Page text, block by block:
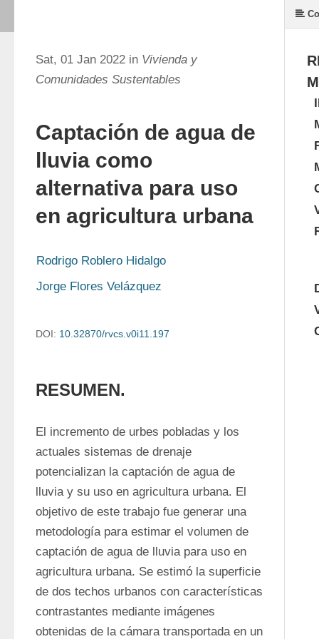
Sat, 01 Jan 2022 in Vivienda y
Comunidades Sustentables
Captación de agua de
lluvia como
alternativa para uso
en agricultura urbana
Rodrigo Roblero Hidalgo
Jorge Flores Velázquez
DOI: 10.32870/rvcs.v0i11.197
RESUMEN.
El incremento de urbes pobladas y los
actuales sistemas de drenaje
potencializan la captación de agua de
lluvia y su uso en agricultura urbana. El
objetivo de este trabajo fue generar una
metodología para estimar el volumen de
captación de agua de lluvia para uso en
agricultura urbana. Se estimó la superficie
de dos techos urbanos con características
contrastantes mediante imágenes
obtenidas de la cámara transportada en un